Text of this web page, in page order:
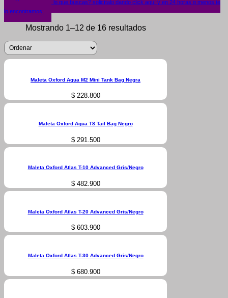
¿No encuentras lo que buscas? solicítalo dando click aquí y en 24 horas o menos te
lo encontramos.
Mostrando 1–12 de 16 resultados
Maleta Oxford Aqua M2 Mini Tank Bag Negra
$228.800
Maleta Oxford Aqua T8 Tail Bag Negro
$291.500
Maleta Oxford Atlas T-10 Advanced Gris/Negro
$482.900
Maleta Oxford Atlas T-20 Advanced Gris/Negro
$603.900
Maleta Oxford Atlas T-30 Advanced Gris/Negro
$680.900